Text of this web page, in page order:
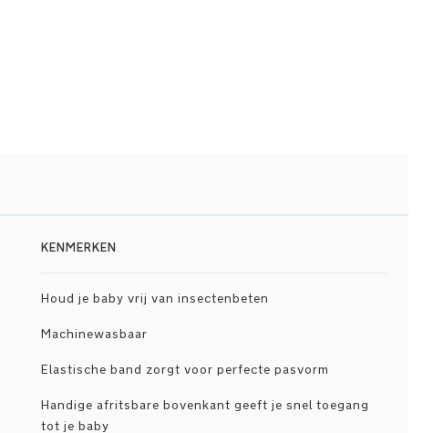
KENMERKEN
Houd je baby vrij van insectenbeten
Machinewasbaar
Elastische band zorgt voor perfecte pasvorm
Handige afritsbare bovenkant geeft je snel toegang
tot je baby